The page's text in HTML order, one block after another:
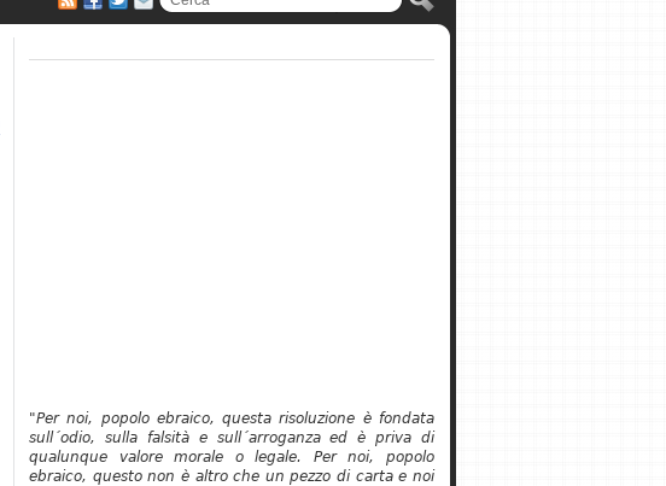
"Per noi, popolo ebraico, questa risoluzione è fondata
sull´odio, sulla falsità e sull´arroganza ed è priva di
qualunque valore morale o legale. Per noi, popolo
ebraico, questo non è altro che un pezzo di carta e noi